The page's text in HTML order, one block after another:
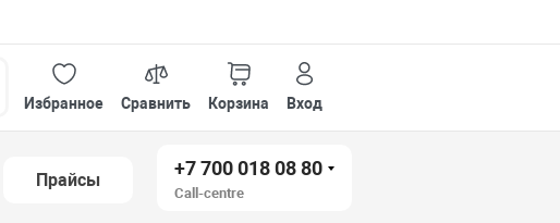
Избранное
Сравнить Корзина Вход
Прайсы
+7 700 018 08 80
Call-centre